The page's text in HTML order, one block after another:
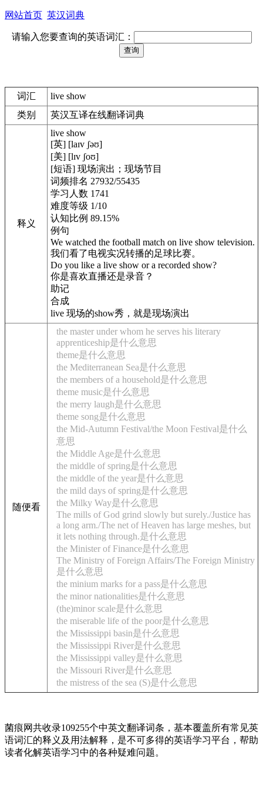
网站首页 英汉词典
请输入您要查询的英语词汇：
词汇
live show
类别
英汉互译在线翻译词典
释义
live show
[英] [laɪv ʃəʊ]
[美] [lɪv ʃoʊ]
[短语] 现场演出；现场节目
词频排名 27932/55435
学习人数 1741
难度等级 1/10
认知比例 89.15%
例句
We watched the football match on live show television.
我们看了电视实况转播的足球比赛。
Do you like a live show or a recorded show?
你是喜欢直播还是录音？
助记
合成
live 现场的show秀，就是现场演出
随便看
the master under whom he serves his literary
apprenticeship是什么意思
theme是什么意思
the Mediterranean Sea是什么意思
the members of a household是什么意思
theme music是什么意思
the merry laugh是什么意思
theme song是什么意思
the Mid-Autumn Festival/the Moon Festival是什么
意思
the Middle Age是什么意思
the middle of spring是什么意思
the middle of the year是什么意思
the mild days of spring是什么意思
the Milky Way是什么意思
The mills of God grind slowly but surely./Justice has
a long arm./The net of Heaven has large meshes, but
it lets nothing through.是什么意思
the Minister of Finance是什么意思
The Ministry of Foreign Affairs/The Foreign Ministry
是什么意思
the minium marks for a pass是什么意思
the minor nationalities是什么意思
(the)minor scale是什么意思
the miserable life of the poor是什么意思
the Mississippi basin是什么意思
the Mississippi River是什么意思
the Mississippi valley是什么意思
the Missouri River是什么意思
the mistress of the sea (S)是什么意思
菌痕网共收录109255个中英文翻译词条，基本覆盖所有常见英
语词汇的释义及用法解释，是不可多得的英语学习平台，帮助
读者化解英语学习中的各种疑难问题。